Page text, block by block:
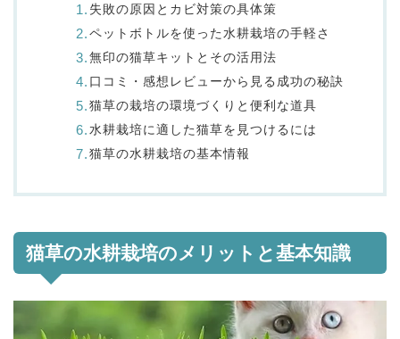
失敗の原因とカビ対策の具体策
ペットボトルを使った水耕栽培の手軽さ
無印の猫草キットとその活用法
口コミ・感想レビューから見る成功の秘訣
猫草の栽培の環境づくりと便利な道具
水耕栽培に適した猫草を見つけるには
猫草の水耕栽培の基本情報
猫草の水耕栽培のメリットと基本知識